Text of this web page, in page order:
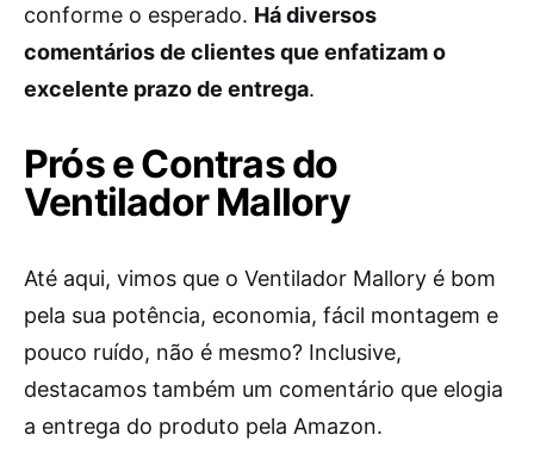
conforme o esperado. Há diversos
comentários de clientes que enfatizam o
excelente prazo de entrega.
Prós e Contras do
Ventilador Mallory
Até aqui, vimos que o Ventilador Mallory é bom
pela sua potência, economia, fácil montagem e
pouco ruído, não é mesmo? Inclusive,
destacamos também um comentário que elogia
a entrega do produto pela Amazon.